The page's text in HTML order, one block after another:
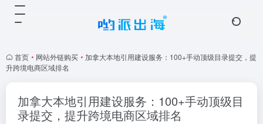
首页 • 网站外链购买 • 加拿大本地引用建设服务：100+手动顶级目录提交，提
升跨境电商区域排名
加拿大本地引用建设服务：100+手动顶级目
录提交，提升跨境电商区域排名